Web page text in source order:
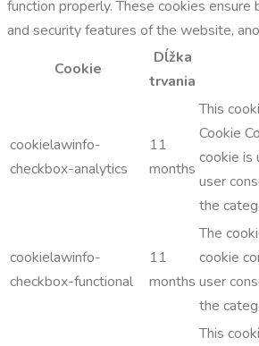
function properly. These cookies ensure
and security features of the website,
Cookie
Dĺžka
trvania
cookielawinfo-
checkbox-analytics
11
months
This
Cookie
cookie is
user
the
cookielawinfo-
checkbox-functional
11
months
The
cookie
user
the
This